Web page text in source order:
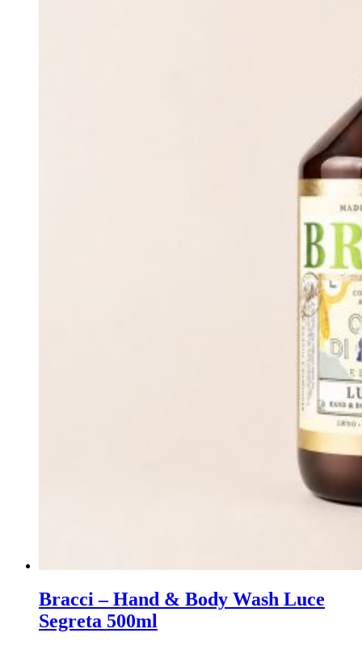
Bracci – Hand & Body Wash Luce
Segreta 500ml